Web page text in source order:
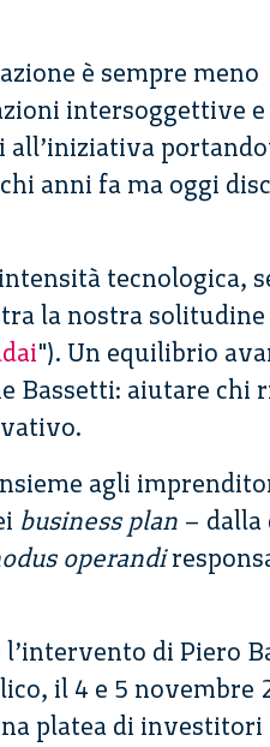
è sempre meno
intersoggettive
all’iniziativa
anni fa ma oggi
tecnologica,
la nostra solitudine
"). Un equilibrio
Bassetti: aiutare chi
agli
business plan – dalla
operandi
l’intervento di Piero
il 4 e 5 novembre
platea di investitori